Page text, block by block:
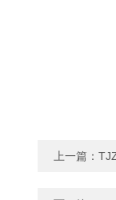
上一篇：